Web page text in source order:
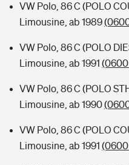
VW Polo, 86 C (POLO
Limousine, ab 1989
VW Polo, 86 C (POLO
Limousine, ab 1991 (0600
VW Polo, 86 C (POLO
Limousine, ab 1990
VW Polo, 86 C (POLO
Limousine, ab 1991